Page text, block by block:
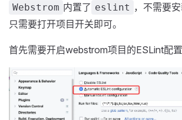
Webstrom 内置了 eslint ，不需要安
只需要打开项目开关即可。
首先需要开启webstrom项目的ESLint配置